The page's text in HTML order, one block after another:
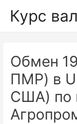
Курс
Обмен
ПМР) в
США) по